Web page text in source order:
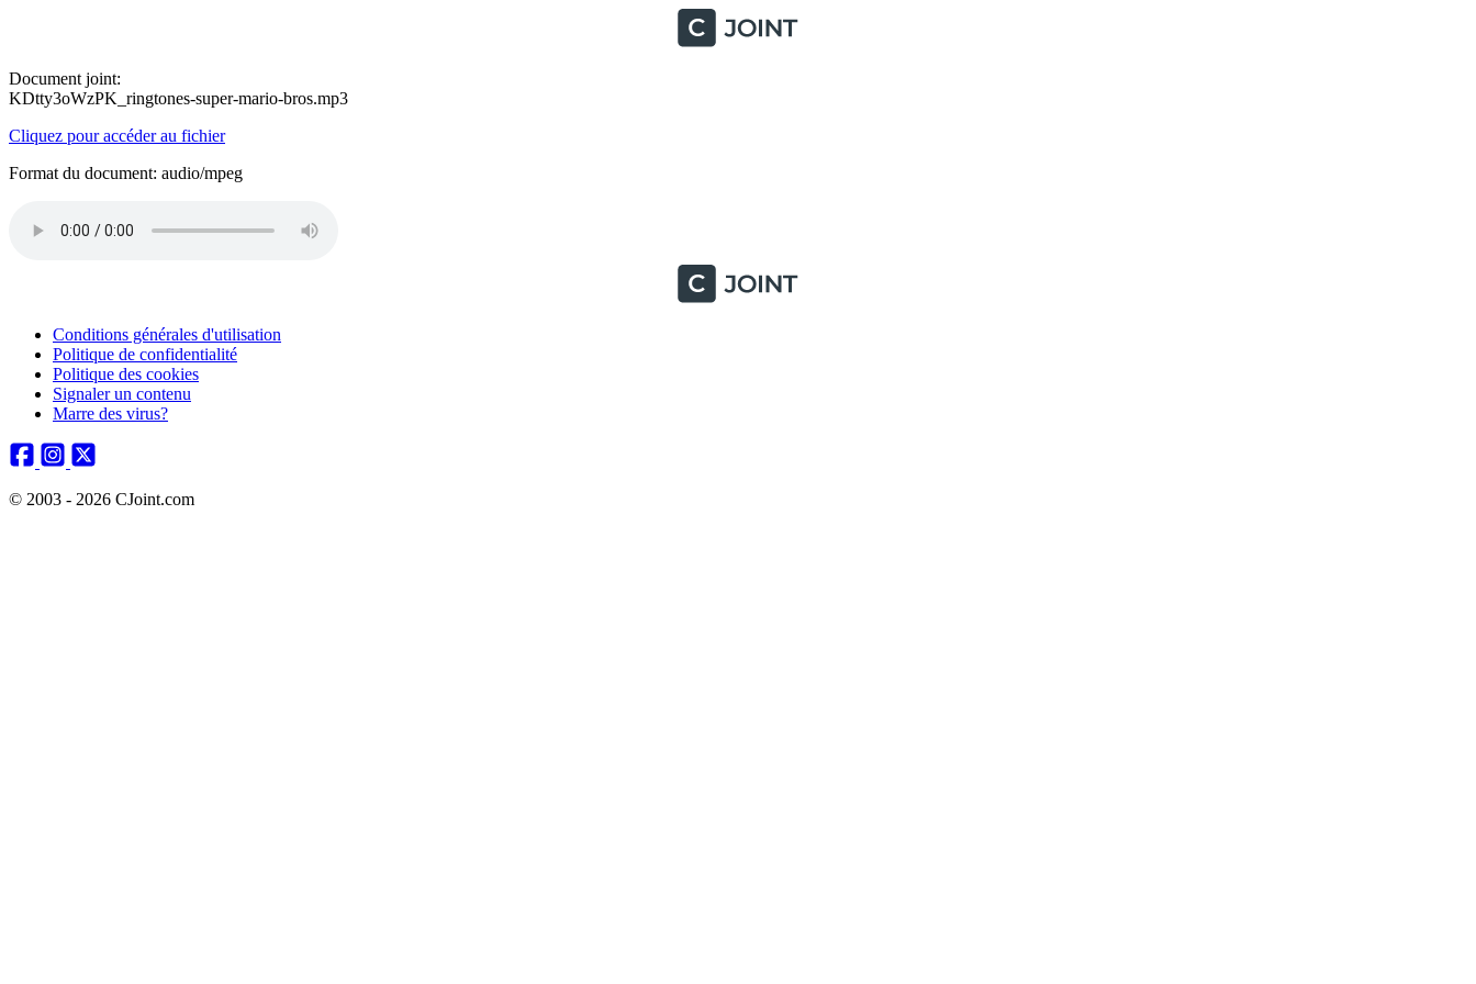
Document joint:
KDtty3oWzPK_ringtones-super-mario-bros.mp3
Cliquez pour accéder au fichier
Format du document: audio/mpeg
Conditions générales d'utilisation
Politique de confidentialité
Politique des cookies
Signaler un contenu
Marre des virus?
© 2003 - 2026 CJoint.com